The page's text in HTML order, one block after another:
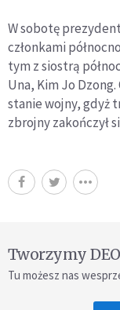
W sobotę
członkami
tym z siostrą
Una, Kim Jo
stanie wojny, gdyż
zbrojny zakończył
Tworzymy
Tu możesz nas